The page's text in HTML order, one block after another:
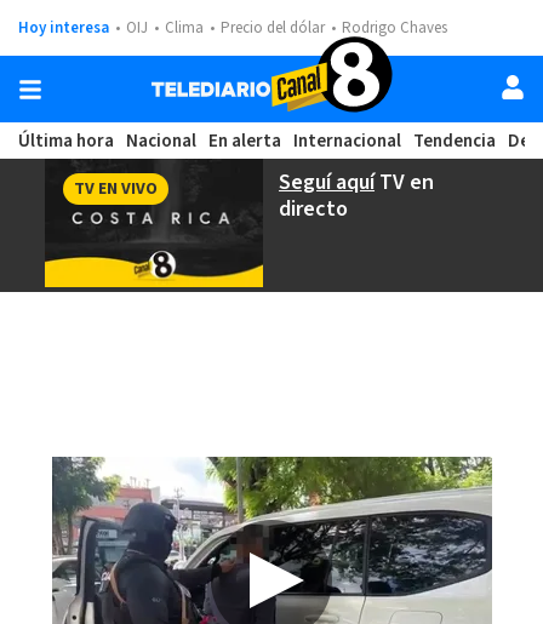
Hoy interesa OIJ Clima Precio del dólar Rodrigo Chaves
Última hora Nacional En alerta Internacional Tendencia
Seguí aquíTV en
directo
TV EN VIVO